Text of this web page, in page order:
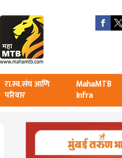
रा.स्व.संघ आणि
परिवार
MahaMTB
Infra